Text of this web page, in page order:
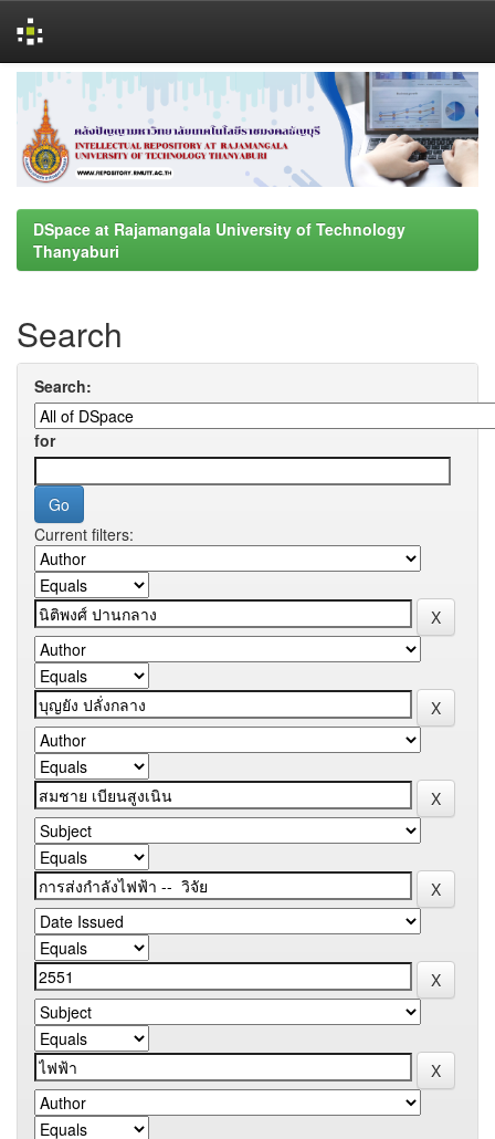
navigation
DSpace at Rajamangala University of Technology
Thanyaburi
Search
Search:
for
Current filters: